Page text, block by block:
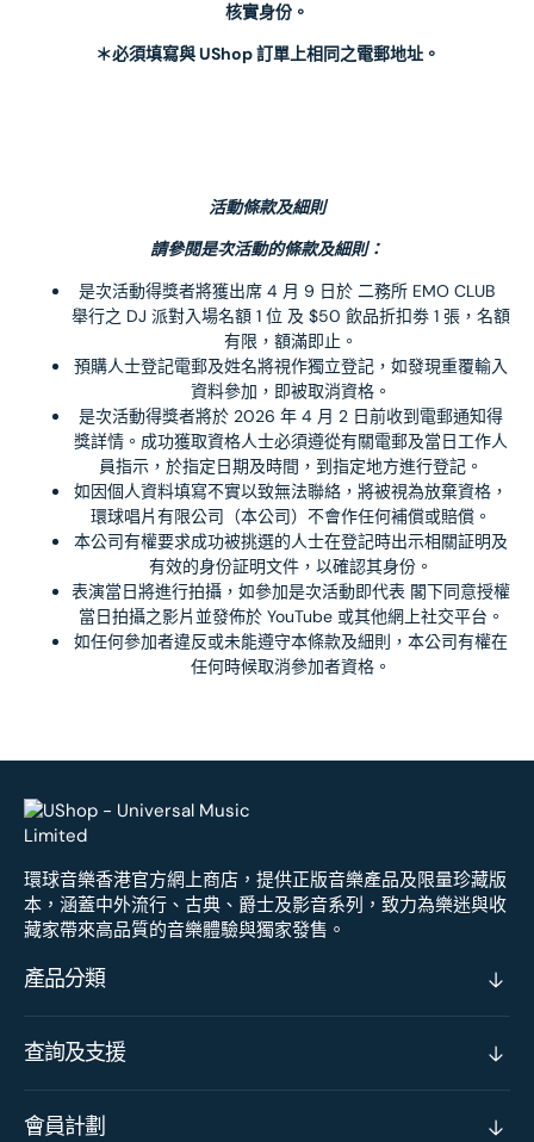
核實身份。
＊必須填寫與 UShop 訂單上相同之電郵地址。
活動條款及細則
請參閱是次活動的條款及細則：
是次活動得獎者將獲出席 4 月 9 日於 二務所 EMO CLUB
舉行之 DJ 派對入場名額 1 位 及 $50 飲品折扣劵 1 張，名額
有限，額滿即止。
預購人士登記電郵及姓名將視作獨立登記，如發現重覆輸入
資料參加，即被取消資格。
是次活動得獎者將於 2026 年 4 月 2 日前收到電郵通知得
獎詳情。成功獲取資格人士必須遵從有關電郵及當日工作人
員指示，於指定日期及時間，到指定地方進行登記。
如因個人資料填寫不實以致無法聯絡，將被視為放棄資格，
環球唱片有限公司（本公司）不會作任何補償或賠償。
本公司有權要求成功被挑選的人士在登記時出示相關証明及
有效的身份証明文件，以確認其身份。
表演當日將進行拍攝，如參加是次活動即代表 閣下同意授權
當日拍攝之影片並發佈於 YouTube 或其他網上社交平台。
如任何參加者違反或未能遵守本條款及細則，本公司有權在
任何時候取消參加者資格。
環球音樂香港官方網上商店，提供正版音樂產品及限量珍藏版
本，涵蓋中外流行、古典、爵士及影音系列，致力為樂迷與收
藏家帶來高品質的音樂體驗與獨家發售。
產品分類
查詢及支援
會員計劃